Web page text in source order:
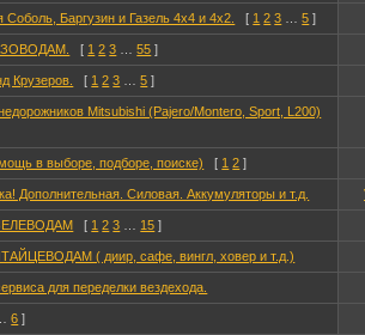
Соболь, Баргузин и Газель 4х4 и 4х2. [ 1 2 3 …5 ]
[ 1 2 3 …55 ]
Крузеров. [ 1 2 3 …5 ]
Mitsubishi (Pajero/Montero, Sport, L200)
в выборе, подборе, поиске) [ 1 2 ]
Дополнительная. Силовая. Аккумуляторы и т.д.
[ 1 2 3 15 ]
( диир, сафе, вингл, ховер и т.д.)
для переделки вездехода.
6 ]